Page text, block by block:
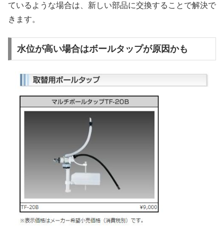
ているような場合は、新しい部品に交換することで解決で
きます。
水位が高い場合はボールタップが原因かも